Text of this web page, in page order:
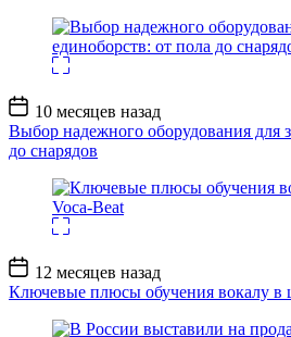
Дата
записи
10 месяцев назад
Выбор надежного оборудования для
до снарядов
Дата
записи
12 месяцев назад
Ключевые плюсы обучения вокалу в